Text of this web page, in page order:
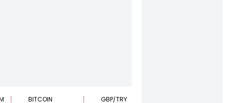
BITCOIN GBP/TRY